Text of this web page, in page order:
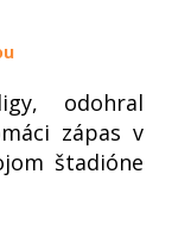
odohral
zápas v
štadióne